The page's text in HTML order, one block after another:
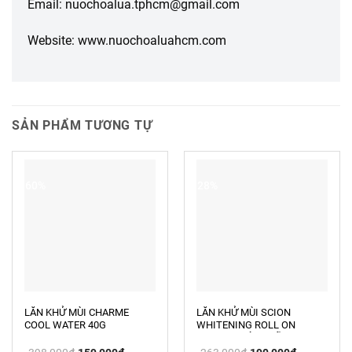
Email: nuochoalua.tphcm@gmail.com
Website: www.nuochoaluahcm.com
SẢN PHẨM TƯƠNG TỰ
LĂN KHỬ MÙI CHARME
COOL WATER 40G
Giá
Giá
LĂN KHỬ MÙI SCION
WHITENING ROLL ON
Giá
Giá